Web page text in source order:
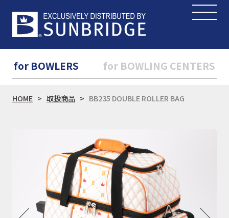
for BOWLERS for BOWLING CENTERS
HOME 取扱商品 BB235 DOUBLE ROLLER BAG